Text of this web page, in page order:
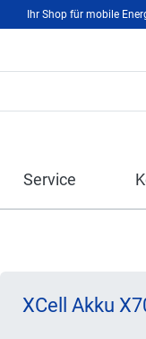
Ihr Shop für mobile
Service
XCell Akku